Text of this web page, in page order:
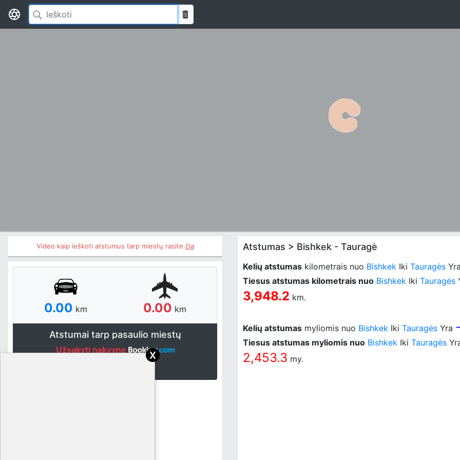
Video kaip ieškoti atstumus tarp miestų rasite čia
0.00 km 0.00 km
Atstumai tarp pasaulio miestų
Užsakyti nakvynę
Atstumas > Bishkek - Tauragė
Kelių atstumas kilometrais nuo Bishkek Iki Tauragės Yra
Tiesus atstumas kilometrais nuo Bishkek Iki Tauragės
3,948.2 km.
Kelių atstumas myliomis nuo Bishkek Iki Tauragės Yra -
Tiesus atstumas myliomis nuo Bishkek Iki Tauragės
2,453.3 my.
x